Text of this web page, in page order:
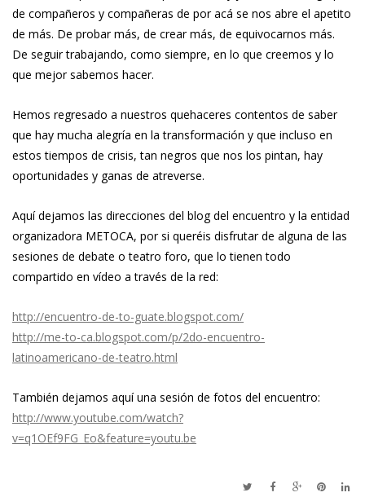
de compañeros y compañeras de por acá se nos abre el apetito
de más. De probar más, de crear más, de equivocarnos más.
De seguir trabajando, como siempre, en lo que creemos y lo
que mejor sabemos hacer.
Hemos regresado a nuestros quehaceres contentos de saber
que hay mucha alegría en la transformación y que incluso en
estos tiempos de crisis, tan negros que nos los pintan, hay
oportunidades y ganas de atreverse.
Aquí dejamos las direcciones del blog del encuentro y la entidad
organizadora METOCA, por si queréis disfrutar de alguna de las
sesiones de debate o teatro foro, que lo tienen todo
compartido en vídeo a través de la red:
http://encuentro-de-to-guate.blogspot.com/
http://me-to-ca.blogspot.com/p/2do-encuentro-
latinoamericano-de-teatro.html
También dejamos aquí una sesión de fotos del encuentro:
http://www.youtube.com/watch?
v=q1OEf9FG_Eo&feature=youtu.be